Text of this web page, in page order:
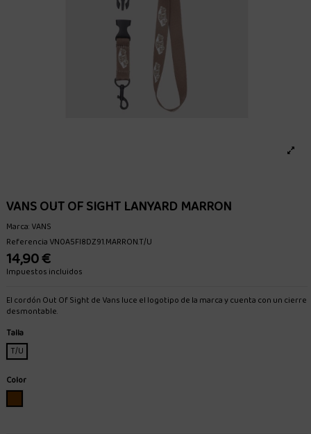
VANS OUT OF SIGHT LANYARD MARRON
Marca:VANS
ReferenciaVN0A5FI8DZ91.MARRON.T/U
14,90 €
Impuestos incluidos
El cordón Out Of Sight de Vans luce el logotipo de la marca y cuenta con un cierre
desmontable.
Talla
T/U
Color